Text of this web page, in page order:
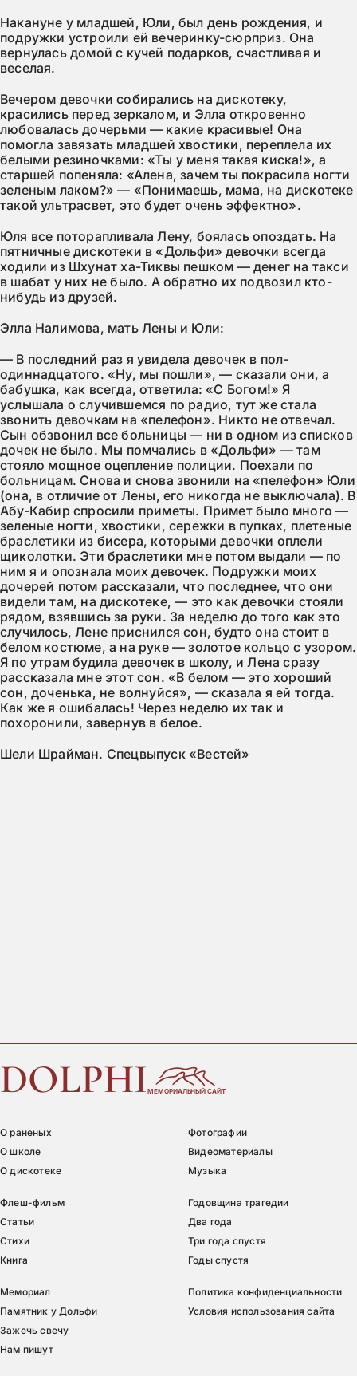
Накануне у младшей, Юли, был день рождения, и
подружки устроили ей вечеринку-сюрприз. Она
вернулась домой с кучей подарков, счастливая и
веселая.
Вечером девочки собирались на дискотеку,
красились перед зеркалом, и Элла откровенно
любовалась дочерьми — какие красивые! Она
помогла завязать младшей хвостики, переплела их
белыми резиночками: «Ты у меня такая киска!», а
старшей попеняла: «Алена, зачем ты покрасила ногти
зеленым лаком?» — «Понимаешь, мама, на дискотеке
такой ультрасвет, это будет очень эффектно».
Юля все поторапливала Лену, боялась опоздать. На
пятничные дискотеки в «Дольфи» девочки всегда
ходили из Шхунат ха-Тиквы пешком — денег на такси
в шабат у них не было. А обратно их подвозил кто-
нибудь из друзей.
Элла Налимова, мать Лены и Юли:
— В последний раз я увидела девочек в пол-
одиннадцатого. «Ну, мы пошли», — сказали они, а
бабушка, как всегда, ответила: «С Богом!» Я
услышала о случившемся по радио, тут же стала
звонить девочкам на «пелефон». Никто не отвечал.
Сын обзвонил все больницы — ни в одном из списков
дочек не было. Мы помчались в «Дольфи» — там
стояло мощное оцепление полиции. Поехали по
больницам. Снова и снова звонили на «пелефон» Юли
(она, в отличие от Лены, его никогда не выключала). В
Абу-Кабир спросили приметы. Примет было много —
зеленые ногти, хвостики, сережки в пупках, плетеные
браслетики из бисера, которыми девочки оплели
щиколотки. Эти браслетики мне потом выдали — по
ним я и опознала моих девочек. Подружки моих
дочерей потом рассказали, что последнее, что они
видели там, на дискотеке, — это как девочки стояли
рядом, взявшись за руки. За неделю до того как это
случилось, Лене приснился сон, будто она стоит в
белом костюме, а на руке — золотое кольцо с узором.
Я по утрам будила девочек в школу, и Лена сразу
рассказала мне этот сон. «В белом — это хороший
сон, доченька, не волнуйся», — сказала я ей тогда.
Как же я ошибалась! Через неделю их так и
похоронили, завернув в белое.
Шели Шрайман. Спецвыпуск «Вестей»
DOLPHIМЕМОРИАЛЬНЫЙ САЙТ
О раненых
О школе
О дискотеке
Фотографии
Видеоматериалы
Музыка
Флеш-фильм
Статьи
Стихи
Книга
Годовщина трагедии
Два года
Три года спустя
Годы спустя
Мемориал
Памятник у Дольфи
Зажечь свечу
Нам пишут
Политика конфиденциальности
Условия использования сайта